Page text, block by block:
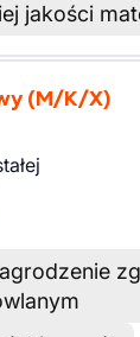
jakości
(M/K/X)